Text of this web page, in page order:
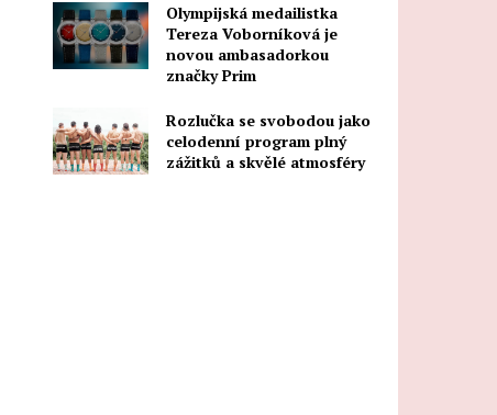
Olympijská medailistka
Tereza Voborníková je
novou ambasadorkou
značky Prim
Rozlučka se svobodou jako
celodenní program plný
zážitků a skvělé atmosféry